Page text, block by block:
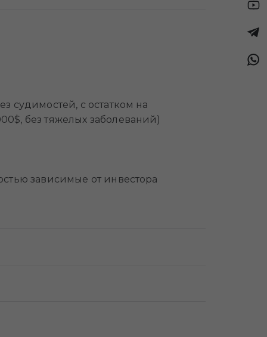
судимостей, с остатком на
без тяжелых заболеваний)
зависимые от инвестора